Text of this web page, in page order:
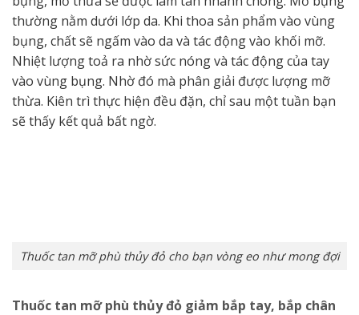
thường nằm dưới lớp da. Khi thoa sản phẩm vào vùng
bụng, chất sẽ ngấm vào da và tác động vào khối mỡ.
Nhiệt lượng toả ra nhờ sức nóng và tác động của tay
vào vùng bụng. Nhờ đó mà phân giải được lượng mỡ
thừa. Kiên trì thực hiện đều đặn, chỉ sau một tuần bạn
sẽ thấy kết quả bất ngờ.
Thuốc tan mỡ phù thủy đỏ cho bạn vòng eo như mong đợi
Thuốc tan mỡ phù thủy đỏ giảm bắp tay, bắp chân